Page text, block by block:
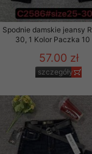
Spodnie damskie jeansy
30, 1 Kolor Paczka 10
57.00 zł
szczegóły